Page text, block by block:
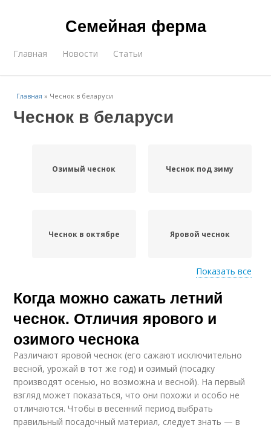
Семейная ферма
Главная Новости Статьи
Главная » Чеснок в беларуси
Чеснок в беларуси
Озимый чеснок Чеснок под зиму
Чеснок в октябре Яровой чеснок
Чеснок по лунному
календарю
ленинградской
Показать все
Когда можно сажать летний
чеснок. Отличия ярового и
озимого чеснока
Различают яровой чеснок (его сажают исключительно
весной, урожай в тот же год) и озимый (посадку
производят осенью, но возможна и весной). На первый
взгляд может показаться, что они похожи и особо не
отличаются. Чтобы в весенний период выбрать
правильный посадочный материал, следует знать — в